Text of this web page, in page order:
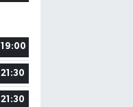
19:00
21:30
21:30